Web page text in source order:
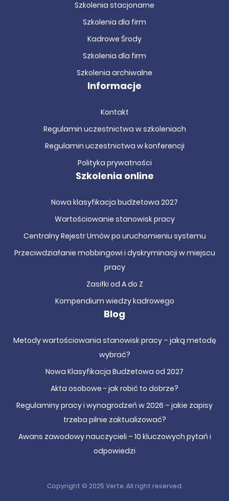
Szkolenia stacjonarne
Szkolenia dla firm
Kadrowe Środy
Szkolenia dla firm
Szkolenia archiwalne
Informacje
Kontakt
Regulamin uczestnictwa w szkoleniach
Regulamin uczestnictwa w konferencji
Polityka prywatności
Szkolenia online
Nowa klasyfikacja budżetowa 2027
Wartościowanie stanowisk pracy
Centralny Rejestr Umów po uruchomieniu systemu
Przeciwdziałanie mobbingowi i dyskryminacji w miejscu
pracy
Zasiłki od A do Z
Kompendium wiedzy kadrowego
Blog
Metody wartościowania stanowisk pracy – jaką metodę
wybrać?
Nowa Klasyfikacja Budżetowa od 2027
Akta osobowe - jak robić to dobrze?
Regulaminy pracy i wynagrodzeń w 2026 – jakie zapisy
trzeba pilnie zaktualizować?
Awans zawodowy nauczycieli – 10 kluczowych pytań i
odpowiedzi
Copyright © 2025 Verte. All right reserved.